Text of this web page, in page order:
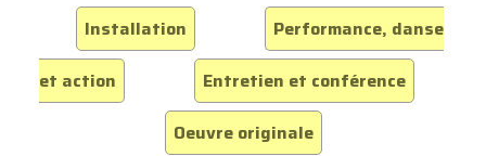
Installation
Performance, danse
et action
Entretien et conférence
Oeuvre originale